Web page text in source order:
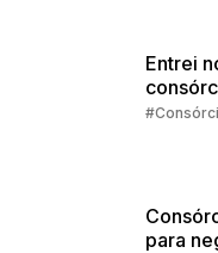
Entrei
agora?
para